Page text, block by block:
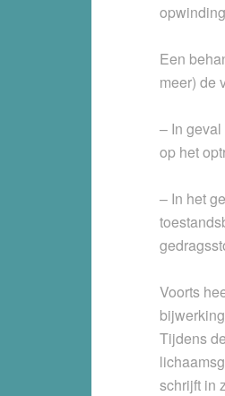
Een
meer) de
– In
op het
– In het
Voorts
Tijdens
schrijft in